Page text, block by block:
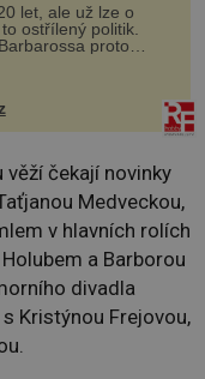
let, ale už lze o
ostřílený politik.
proto
a dědice Jindřicha
se stal
řešení sporu m...
čekají novinky
Medveckou,
v hlavních rolích
a Barborou
divadla
Kristýnou Frejovou,